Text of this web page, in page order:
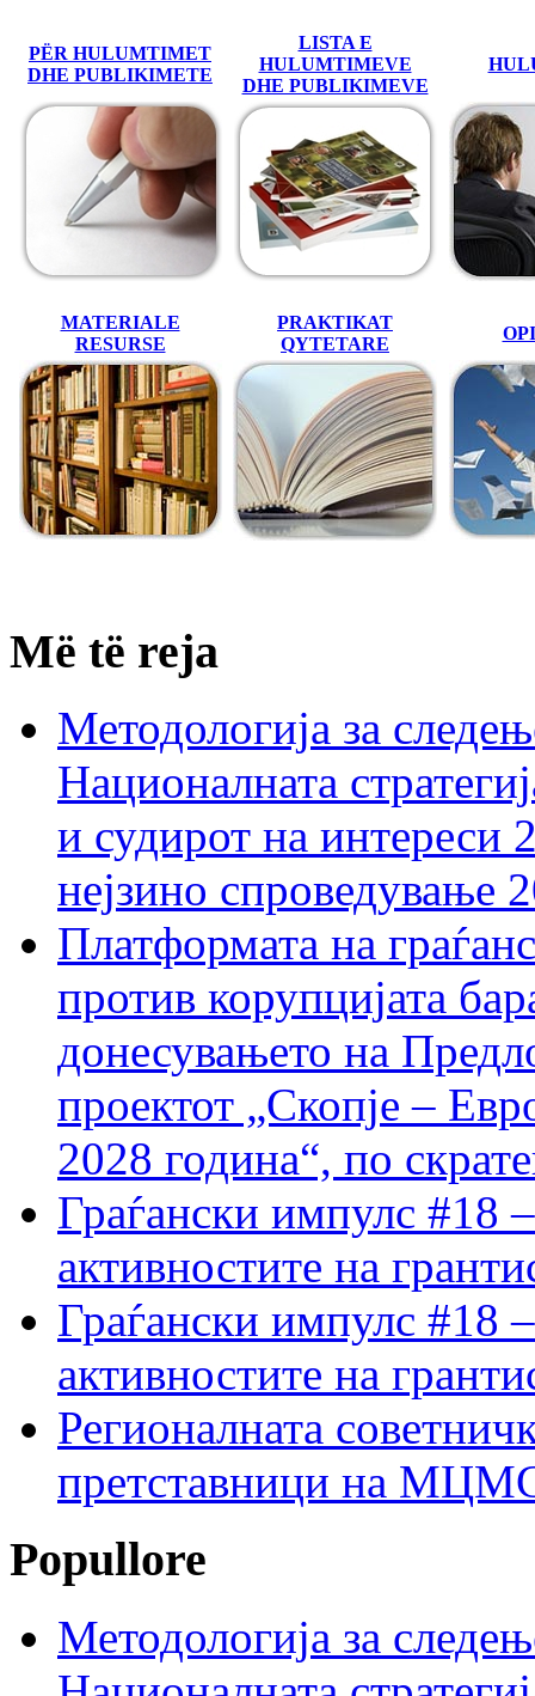
PËR HULUMTIMET
DHE PUBLIKIMETЕ
LISTA E
HULUMTIMEVE
DHE PUBLIKIMEVE
MATERIALE
RESURSE
PRAKTIKAT
QYTETARE
Më të reja
Методологија за
Националната
и судирот на интереси
нејзино спроведување
Платформата на
против корупцијата
донесувањето на
проектот „Скопје –
2028 година“, по
Граѓански импулс #18
активностите на
Граѓански импулс #18
активностите на
Регионалната
претставници на МЦМС
Popullore
Методологија за